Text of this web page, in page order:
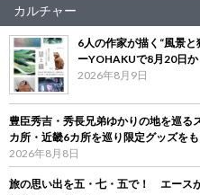
カルチャー
6人の作家が描く“風景
ーYOHAKUで8月20日
2026年8月9日
豊臣秀吉・秀長兄弟ゆかりの地を巡
カ所・近畿6カ所を巡り限定グッズを
2026年8月8日
旅の思い出を五・七・五で！ エース